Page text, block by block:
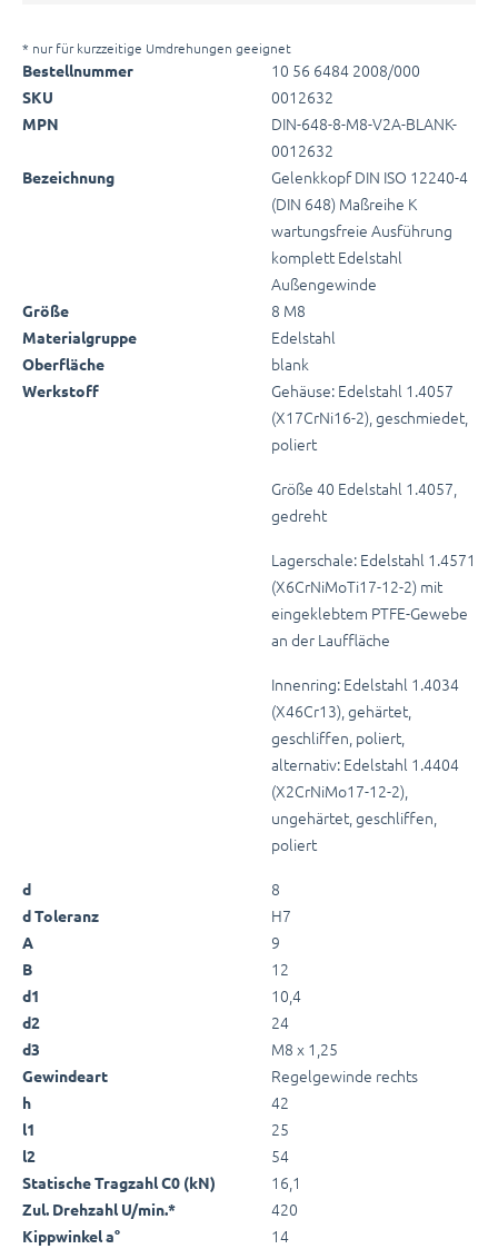
* nur für kurzzeitige Umdrehungen geeignet
Bestellnummer 10 56 6484 2008/000
SKU 0012632
MPN
DIN-648-8-M8-V2A-BLANK-
0012632
Bezeichnung
Gelenkkopf DIN ISO 12240-4
(DIN 648) Maßreihe K
wartungsfreie Ausführung
komplett Edelstahl
Außengewinde
Größe 8 M8
Materialgruppe Edelstahl
Oberfläche blank
Werkstoff
Gehäuse: Edelstahl 1.4057
(X17CrNi16-2), geschmiedet,
poliert
Größe 40 Edelstahl 1.4057,
gedreht
Lagerschale: Edelstahl 1.4571
(X6CrNiMoTi17-12-2) mit
eingeklebtem PTFE-Gewebe
an der Lauffläche
Innenring: Edelstahl 1.4034
(X46Cr13), gehärtet,
geschliffen, poliert,
alternativ: Edelstahl 1.4404
(X2CrNiMo17-12-2),
ungehärtet, geschliffen,
poliert
d 8
d Toleranz H7
A 9
B 12
d1 10,4
d2 24
d3 M8 x 1,25
Gewindeart Regelgewinde rechts
h 42
l1 25
l2 54
Statische Tragzahl C0 (kN) 16,1
Zul. Drehzahl U/min.* 420
Kippwinkel a° 14